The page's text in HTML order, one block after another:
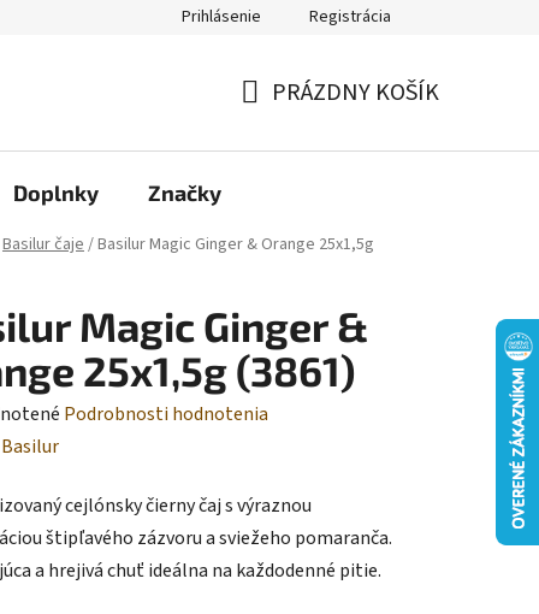
Prihlásenie Registrácia
PRÁZDNY KOŠÍK
Doplnky Značky
Basilur čaje/Basilur Magic Ginger & Orange 25x1,5g
Magic Ginger &
25x1,5g (3861)
Podrobnosti hodnotenia
Basilur
cejlónsky čierny čaj s výraznou
štipľavého zázvoru a sviežeho pomaranča.
a hrejivá chuť ideálna na každodenné pitie.